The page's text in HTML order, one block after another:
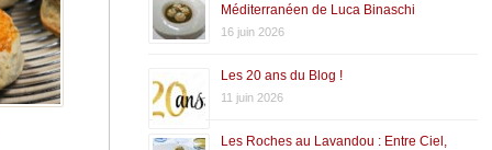
Méditerranéen de Luca Binaschi
16 juin 2026
Les 20 ans du Blog !
11 juin 2026
Les Roches au Lavandou : Entre Ciel,